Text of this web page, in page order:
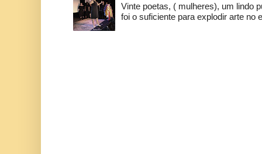
Vinte poetas, ( mulheres), um lindo
foi o suficiente para explodir arte no